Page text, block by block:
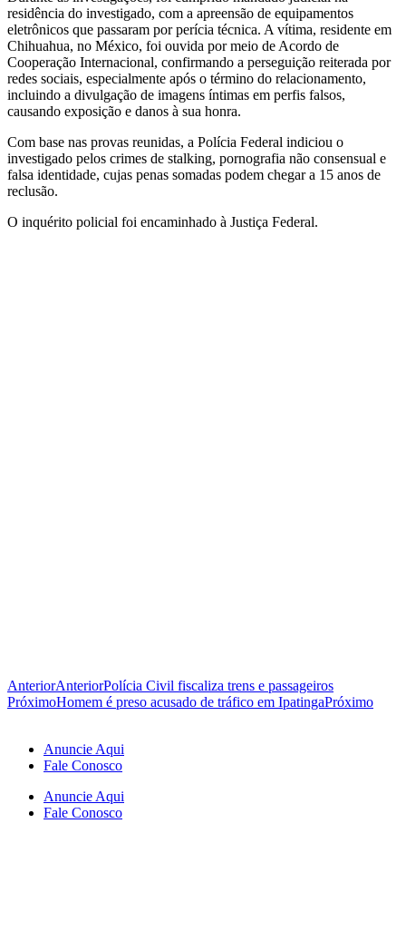
residência do investigado, com a apreensão de equipamentos
eletrônicos que passaram por perícia técnica. A vítima, residente em
Chihuahua, no México, foi ouvida por meio de Acordo de
Cooperação Internacional, confirmando a perseguição reiterada por
redes sociais, especialmente após o término do relacionamento,
incluindo a divulgação de imagens íntimas em perfis falsos,
causando exposição e danos à sua honra.
Com base nas provas reunidas, a Polícia Federal indiciou o
investigado pelos crimes de stalking, pornografia não consensual e
falsa identidade, cujas penas somadas podem chegar a 15 anos de
reclusão.
O inquérito policial foi encaminhado à Justiça Federal.
AnteriorAnteriorPolícia Civil fiscaliza trens e passageiros
PróximoHomem é preso acusado de tráfico em IpatingaPróximo
Anuncie Aqui
Fale Conosco
Anuncie Aqui
Fale Conosco